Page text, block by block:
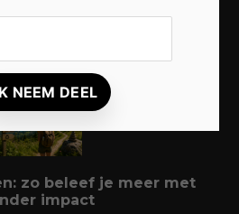
zonder grote verbouwing:
met een groot effect
zo beleef je meer met
impact